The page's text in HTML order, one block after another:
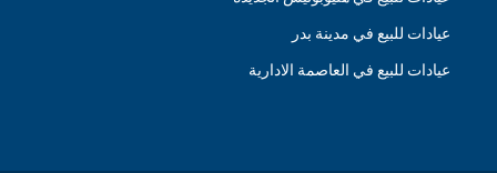
عيادات للبيع في مدينة بدر
عيادات للبيع في العاصمة الادارية